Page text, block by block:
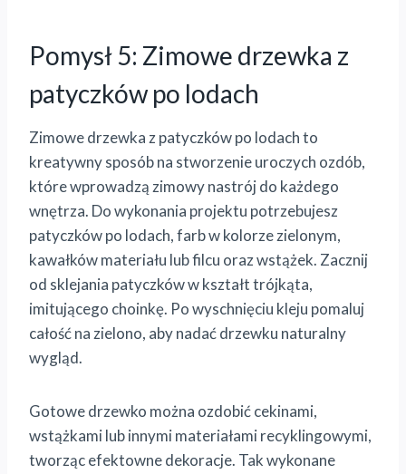
Pomysł 5: Zimowe drzewka z
patyczków po lodach
Zimowe drzewka z patyczków po lodach to
kreatywny sposób na stworzenie uroczych ozdób,
które wprowadzą zimowy nastrój do każdego
wnętrza. Do wykonania projektu potrzebujesz
patyczków po lodach, farb w kolorze zielonym,
kawałków materiału lub filcu oraz wstążek. Zacznij
od sklejania patyczków w kształt trójkąta,
imitującego choinkę. Po wyschnięciu kleju pomaluj
całość na zielono, aby nadać drzewku naturalny
wygląd.
Gotowe drzewko można ozdobić cekinami,
wstążkami lub innymi materiałami recyklingowymi,
tworząc efektowne dekoracje. Tak wykonane